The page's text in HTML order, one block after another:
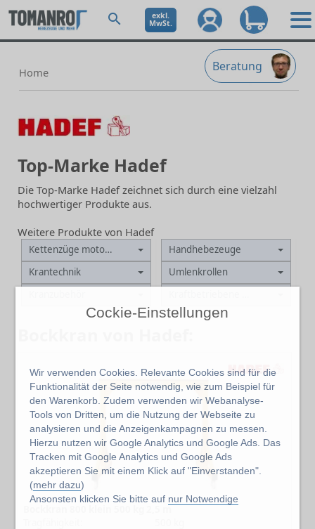
Cockie-Einstellungen
Wir verwenden Cookies. Relevante Cookies sind für die
Funktionalität der Seite notwendig, wie zum Beispiel für
den Warenkorb. Zudem verwenden wir Webanalyse-
Tools von Dritten, um die Nutzung der Webseite zu
analysieren und die Anzeigenkampagnen zu messen.
Hierzu nutzen wir Google Analytics und Google Ads. Das
Tracken mit Google Analytics und Google Ads
akzeptieren Sie mit einem Klick auf "Einverstanden".
(mehr dazu)
Ansonsten klicken Sie bitte auf nur Notwendige
exkl.
MwSt.
Beratung
Home
Top-Marke Hadef
Die Top-Marke Hadef zeichnet sich durch eine vielzahl
hochwertiger Produkte aus.
Weitere Produkte von Hadef
Kettenzüge motorisch
Handhebezeuge
Krantechnik
Umlenkrollen
Bockkran 800 klein 500 kg 2,5 m